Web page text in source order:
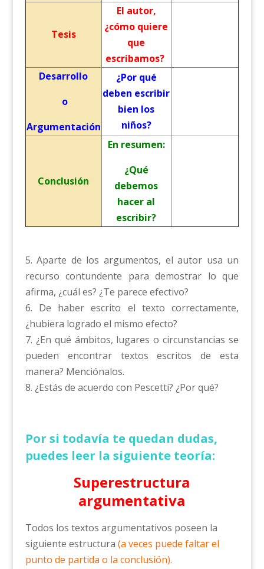
Tesis
El autor,
¿cómo quiere
que
escribamos?
Desarrollo
o
Argumentación
¿Por qué
deben escribir
bien los
niños?
Conclusión
En resumen:
¿Qué
debemos
hacer al
escribir?
5. Aparte de los argumentos, el autor usa un
recurso contundente para demostrar lo que
afirma, ¿cuál es? ¿Te parece efectivo?
6. De haber escrito el texto correctamente,
¿hubiera logrado el mismo efecto?
7. ¿En qué ámbitos, lugares o circunstancias se
pueden encontrar textos escritos de esta
manera? Menciónalos.
8. ¿Estás de acuerdo con Pescetti? ¿Por qué?
Por si todavía te quedan dudas,
puedes leer la siguiente teoría:
Superestructura
argumentativa
Todos los textos argumentativos poseen la
siguiente estructura (a veces puede faltar el
punto de partida o la conclusión).